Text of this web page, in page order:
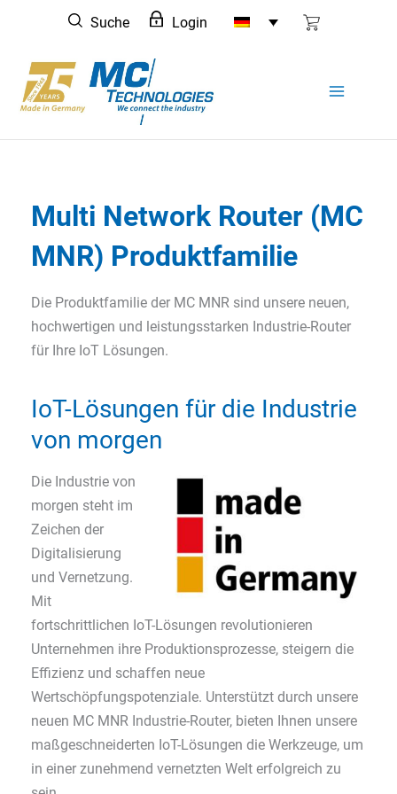
springen
Suche Login
Multi Network Router (MC
MNR) Produktfamilie
Die Produktfamilie der MC MNR sind unsere neuen,
hochwertigen und leistungsstarken Industrie-Router
für Ihre IoT Lösungen.
IoT-Lösungen für die Industrie
von morgen
Die Industrie von
morgen steht im
Zeichen der
Digitalisierung
und Vernetzung.
Mit
fortschrittlichen IoT-Lösungen revolutionieren
Unternehmen ihre Produktionsprozesse, steigern die
Effizienz und schaffen neue
Wertschöpfungspotenziale. Unterstützt durch unsere
neuen MC MNR Industrie-Router, bieten Ihnen unsere
maßgeschneiderten IoT-Lösungen die Werkzeuge, um
in einer zunehmend vernetzten Welt erfolgreich zu